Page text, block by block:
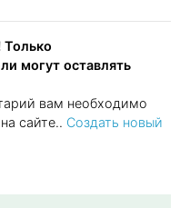
могут оставлять
вам необходимо
сайте.. Создать новый